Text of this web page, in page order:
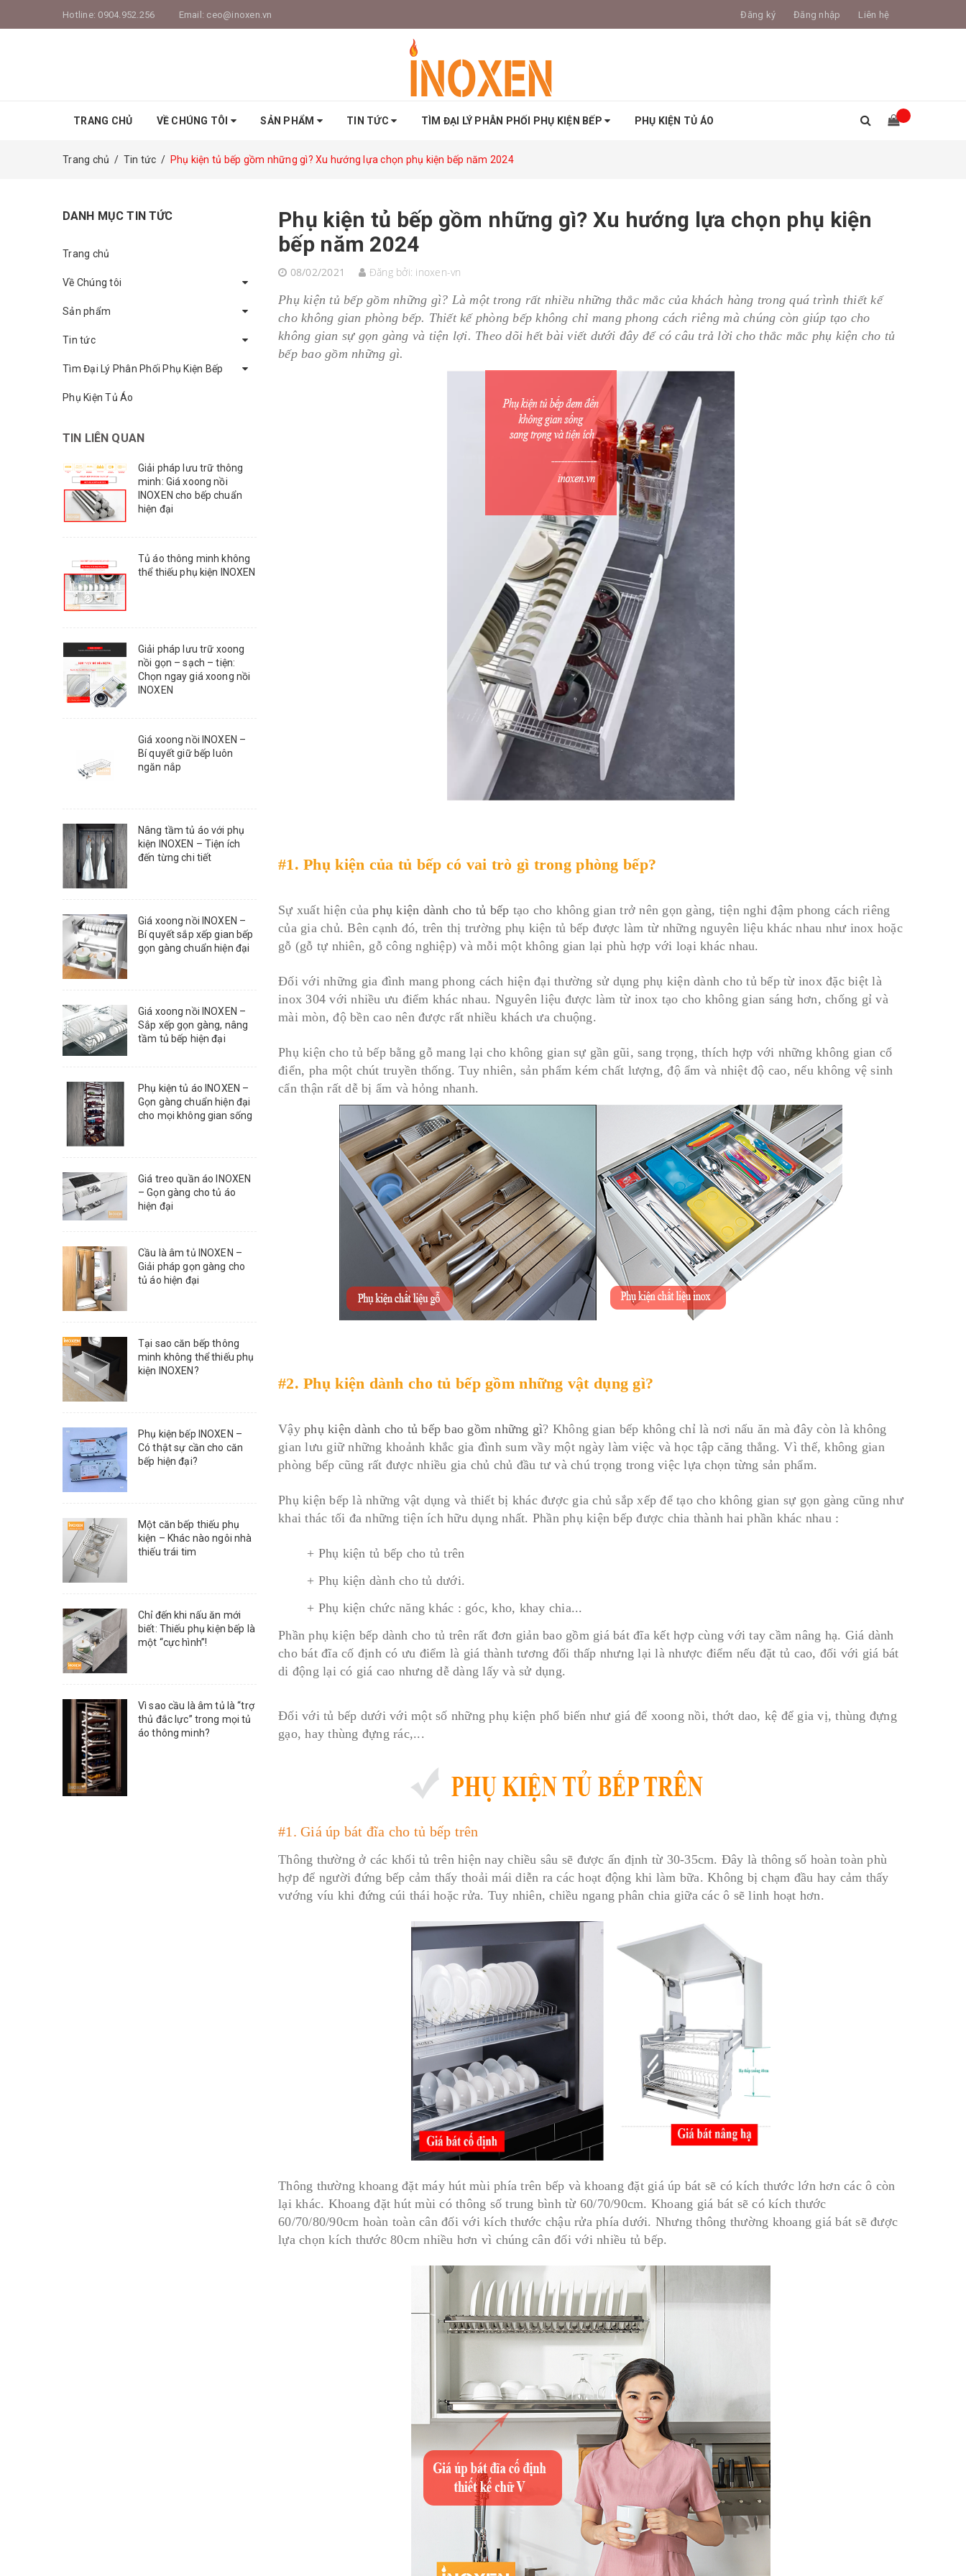
Hotline: 0904.952.256 Email: ceo@inoxen.vn Đăng ký Đăng nhập Liên hệ
TRANG CHỦ VỀ CHÚNG TÔI SẢN PHẨM TIN TỨC TÌM ĐẠI LÝ PHÂN PHỐI PHỤ KIỆN BẾP PHỤ KIỆN TỦ ÁO
Trang chủ / Tin tức / Phụ kiện tủ bếp gồm những gì? Xu hướng lựa chọn phụ kiện bếp năm 2024
Phụ kiện tủ bếp gồm những gì? Xu hướng lựa chọn phụ kiện
bếp năm 2024
08/02/2021 Đăng bởi: inoxen-vn
Phụ kiện tủ bếp gồm những gì? Là một trong rất nhiều những thắc mắc của khách hàng trong quá trình thiết kế
cho không gian phòng bếp. Thiết kế phòng bếp không chỉ mang phong cách riêng mà chúng còn giúp tạo cho
không gian sự gọn gàng và tiện lợi. Theo dõi hết bài viết dưới đây để có câu trả lời cho thắc mắc phụ kiện cho tủ
bếp bao gồm những gì.
#1. Phụ kiện của tủ bếp có vai trò gì trong phòng bếp?
Sự xuất hiện củaphụ kiện dành cho tủ bếp tạo cho không gian trở nên gọn gàng, tiện nghi đậm phong cách riêng
của gia chủ. Bên cạnh đó, trên thị trường phụ kiện tủ bếp được làm từ những nguyên liệu khác nhau như inox hoặc
gỗ (gỗ tự nhiên, gỗ công nghiệp) và mỗi một không gian lại phù hợp với loại khác nhau.
Đối với những gia đình mang phong cách hiện đại thường sử dụng phụ kiện dành cho tủ bếp từ inox đặc biệt là
inox 304 với nhiều ưu điểm khác nhau. Nguyên liệu được làm từ inox tạo cho không gian sáng hơn, chống gỉ và
mài mòn, độ bền cao nên được rất nhiều khách ưa chuộng.
Phụ kiện cho tủ bếp bằng gỗ mang lại cho không gian sự gần gũi, sang trọng, thích hợp với những không gian cổ
điển, pha một chút truyền thống. Tuy nhiên, sản phẩm kém chất lượng, độ ẩm và nhiệt độ cao, nếu không vệ sinh
cẩn thận rất dễ bị ẩm và hỏng nhanh.
#2. Phụ kiện dành cho tủ bếp gồm những vật dụng gì?
Vậy phụ kiện dành cho tủ bếp bao gồm những gì? Không gian bếp không chỉ là nơi nấu ăn mà đây còn là không
gian lưu giữ những khoảnh khắc gia đình sum vầy một ngày làm việc và học tập căng thẳng. Vì thế, không gian
phòng bếp cũng rất được nhiều gia chủ chủ đầu tư và chú trọng trong việc lựa chọn từng sản phẩm.
Phụ kiện bếp là những vật dụng và thiết bị khác được gia chủ sắp xếp để tạo cho không gian sự gọn gàng cũng như
khai thác tối đa những tiện ích hữu dụng nhất. Phần phụ kiện bếp được chia thành hai phần khác nhau :
+ Phụ kiện tủ bếp cho tủ trên
+ Phụ kiện dành cho tủ dưới.
+ Phụ kiện chức năng khác : góc, kho, khay chia...
Phần phụ kiện bếp dành cho tủ trên rất đơn giản bao gồm giá bát đĩa kết hợp cùng với tay cầm nâng hạ. Giá dành
cho bát đĩa cố định có ưu điểm là giá thành tương đối thấp nhưng lại là nhược điểm nếu đặt tủ cao, đối với giá bát
di động lại có giá cao nhưng dễ dàng lấy và sử dụng.
Đối với tủ bếp dưới với một số những phụ kiện phổ biến như giá để xoong nồi, thớt dao, kệ để gia vị, thùng đựng
gạo, hay thùng đựng rác,...
#1. Giá úp bát đĩa cho tủ bếp trên
Thông thường ở các khối tủ trên hiện nay chiều sâu sẽ được ấn định từ 30-35cm. Đây là thông số hoàn toàn phù
hợp để người đứng bếp cảm thấy thoải mái diễn ra các hoạt động khi làm bữa. Không bị chạm đầu hay cảm thấy
vướng víu khi đứng cúi thái hoặc rửa. Tuy nhiên, chiều ngang phân chia giữa các ô sẽ linh hoạt hơn.
Thông thường khoang đặt máy hút mùi phía trên bếp và khoang đặt giá úp bát sẽ có kích thước lớn hơn các ô còn
lại khác. Khoang đặt hút mùi có thông số trung bình từ 60/70/90cm. Khoang giá bát sẽ có kích thước
60/70/80/90cm hoàn toàn cân đối với kích thước chậu rửa phía dưới. Nhưng thông thường khoang giá bát sẽ được
lựa chọn kích thước 80cm nhiều hơn vì chúng cân đối với nhiều tủ bếp.
DANH MỤC TIN TỨC
Trang chủ
Về Chúng tôi
Sản phẩm
Tin tức
Tìm Đại Lý Phân Phối Phụ Kiện Bếp
Phụ Kiện Tủ Áo
TIN LIÊN QUAN
Giải pháp lưu trữ thông
minh: Giá xoong nồi
INOXEN cho bếp chuẩn
hiện đại
Tủ áo thông minh không
thể thiếu phụ kiện INOXEN
Giải pháp lưu trữ xoong
nồi gọn – sạch – tiện:
Chọn ngay giá xoong nồi
INOXEN
Giá xoong nồi INOXEN –
Bí quyết giữ bếp luôn
ngăn nắp
Nâng tầm tủ áo với phụ
kiện INOXEN – Tiện ích
đến từng chi tiết
Giá xoong nồi INOXEN –
Bí quyết sắp xếp gian bếp
gọn gàng chuẩn hiện đại
Giá xoong nồi INOXEN –
Sắp xếp gọn gàng, nâng
tầm tủ bếp hiện đại
Phụ kiện tủ áo INOXEN –
Gọn gàng chuẩn hiện đại
cho mọi không gian sống
Giá treo quần áo INOXEN
– Gọn gàng cho tủ áo
hiện đại
Cầu là âm tủ INOXEN –
Giải pháp gọn gàng cho
tủ áo hiện đại
Tại sao căn bếp thông
minh không thể thiếu phụ
kiện INOXEN?
Phụ kiện bếp INOXEN –
Có thật sự cần cho căn
bếp hiện đại?
Một căn bếp thiếu phụ
kiện – Khác nào ngôi nhà
thiếu trái tim
Chỉ đến khi nấu ăn mới
biết: Thiếu phụ kiện bếp là
một “cực hình”!
Vì sao cầu là âm tủ là “trợ
thủ đắc lực” trong mọi tủ
áo thông minh?